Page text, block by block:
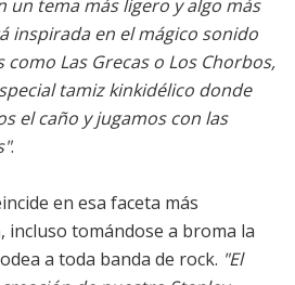
un tema más ligero y algo más
inspirada en el mágico sonido
como Las Grecas o Los Chorbos,
tamiz kinkidélico donde
el caño y jugamos con las
.
en esa faceta más
incluso tomándose a broma la
a toda banda de rock. "El